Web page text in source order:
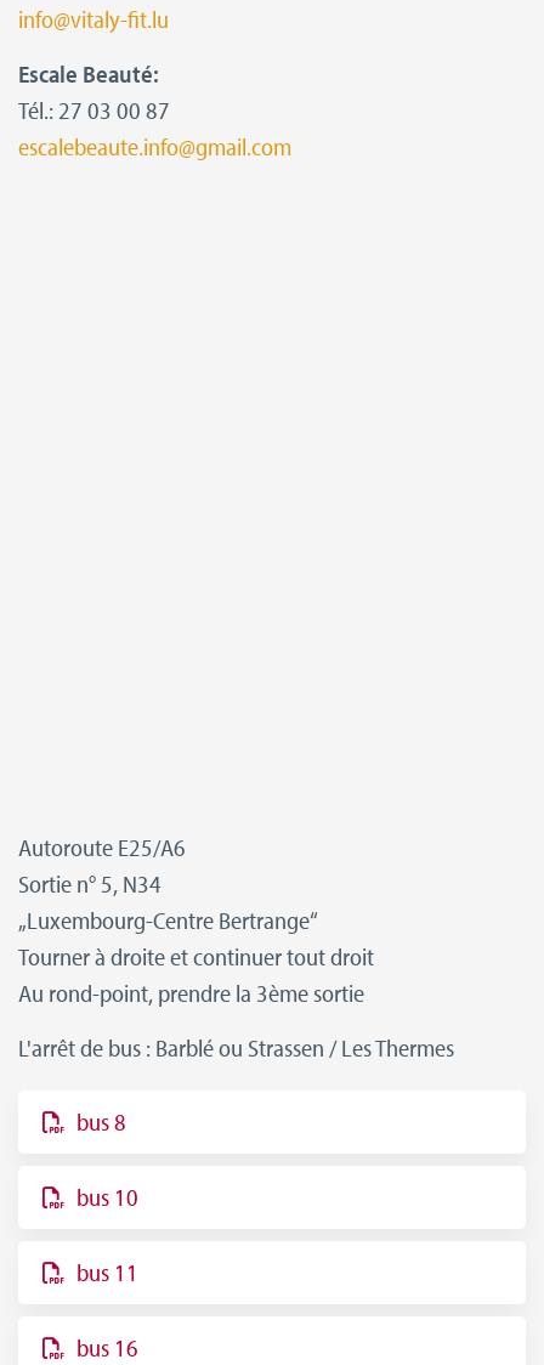
info@vitaly-fit.lu
Escale Beauté:
Tél.: 27 03 00 87
escalebeaute.info@gmail.com
Autoroute E25/A6
Sortie n° 5, N34
„Luxembourg-Centre Bertrange“
Tourner à droite et continuer tout droit
Au rond-point, prendre la 3ème sortie
L'arrêt de bus : Barblé ou Strassen / Les Thermes
bus 8
bus 10
bus 11
bus 16